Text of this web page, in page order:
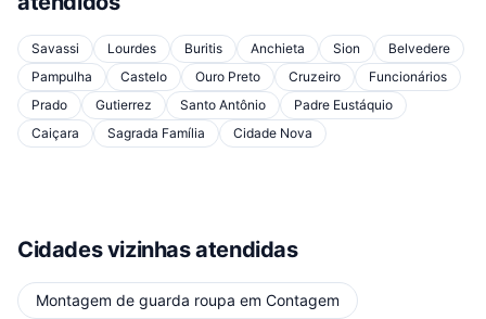
Savassi Lourdes Buritis Anchieta Sion
Belvedere
Pampulha
Castelo Ouro Preto Cruzeiro
Funcionários
Prado
Gutierrez Santo Antônio
Padre Eustáquio
Caiçara
Sagrada Família Cidade Nova
Cidades vizinhas atendidas
Montagem de guarda roupa em Contagem